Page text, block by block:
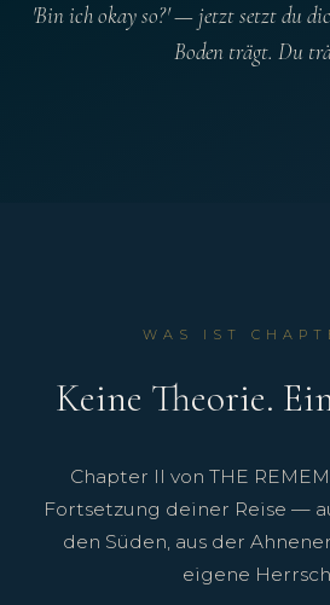
'Bin ich okay so?'— jetzt setzt du
Boden trägt. Du
WAS IST
Keine Theorie.
Chapter II von THE
Fortsetzung deiner Reise —
den Süden, aus der
eigene